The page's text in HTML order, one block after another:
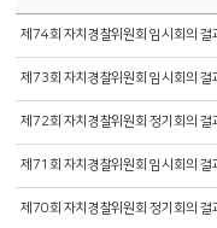
제74회 자치경찰위원회 임시회의
제73회 자치경찰위원회 임시회의
제72회 자치경찰위원회 정기회의
제71회 자치경찰위원회 임시회의
제70회 자치경찰위원회 정기회의